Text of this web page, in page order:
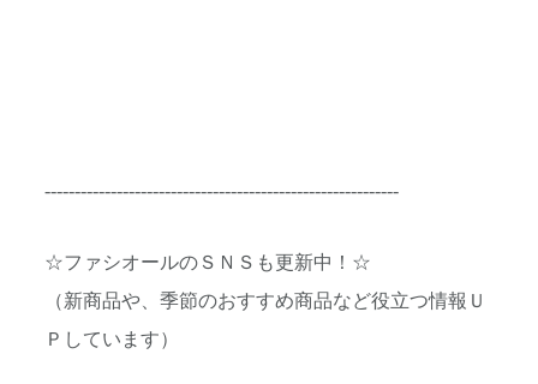
-----------------------------------------------------------
☆ファシオールのＳＮＳも更新中！☆
（新商品や、季節のおすすめ商品など役立つ情報Ｕ
Ｐしています）